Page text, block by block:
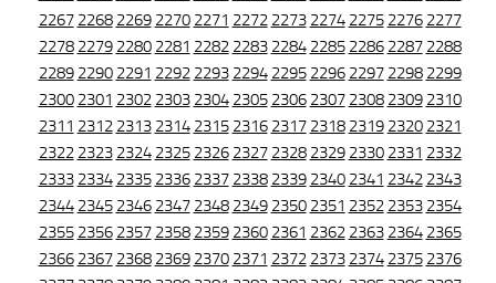
2267 2268 2269 2270 2271 2272 2273 2274 2275 2276 2277
2278 2279 2280 2281 2282 2283 2284 2285 2286 2287 2288
2289 2290 2291 2292 2293 2294 2295 2296 2297 2298 2299
2300 2301 2302 2303 2304 2305 2306 2307 2308 2309 2310
2311 2312 2313 2314 2315 2316 2317 2318 2319 2320 2321
2322 2323 2324 2325 2326 2327 2328 2329 2330 2331 2332
2333 2334 2335 2336 2337 2338 2339 2340 2341 2342 2343
2344 2345 2346 2347 2348 2349 2350 2351 2352 2353 2354
2355 2356 2357 2358 2359 2360 2361 2362 2363 2364 2365
2366 2367 2368 2369 2370 2371 2372 2373 2374 2375 2376